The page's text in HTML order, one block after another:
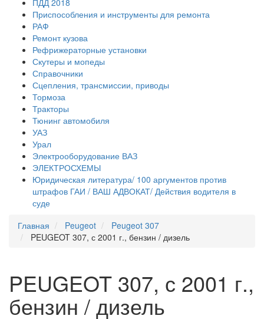
ПДД 2018
Приспособления и инструменты для ремонта
РАФ
Ремонт кузова
Рефрижераторные установки
Скутеры и мопеды
Справочники
Сцепления, трансмиссии, приводы
Тормоза
Тракторы
Тюнинг автомобиля
УАЗ
Урал
Электрооборудование ВАЗ
ЭЛЕКТРОСХЕМЫ
Юридическая литература/ 100 аргументов против
штрафов ГАИ / ВАШ АДВОКАТ/ Действия водителя в
суде
Главная
Peugeot
Peugeot 307
PEUGEOT 307, с 2001 г., бензин / дизель
PEUGEOT 307, с 2001 г.,
бензин / дизель